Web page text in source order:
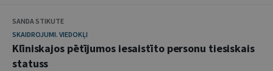
SANDA STIKUTE
SKAIDROJUMI. VIEDOKĻI
Klīniskajos pētījumos iesaistīto personu tiesiskais
statuss